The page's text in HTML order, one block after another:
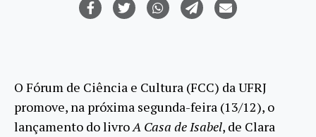
O Fórum de Ciência e Cultura (FCC) da UFRJ
promove, na próxima segunda-feira (13/12), o
lançamento do livroA Casa de Isabel, de Clara